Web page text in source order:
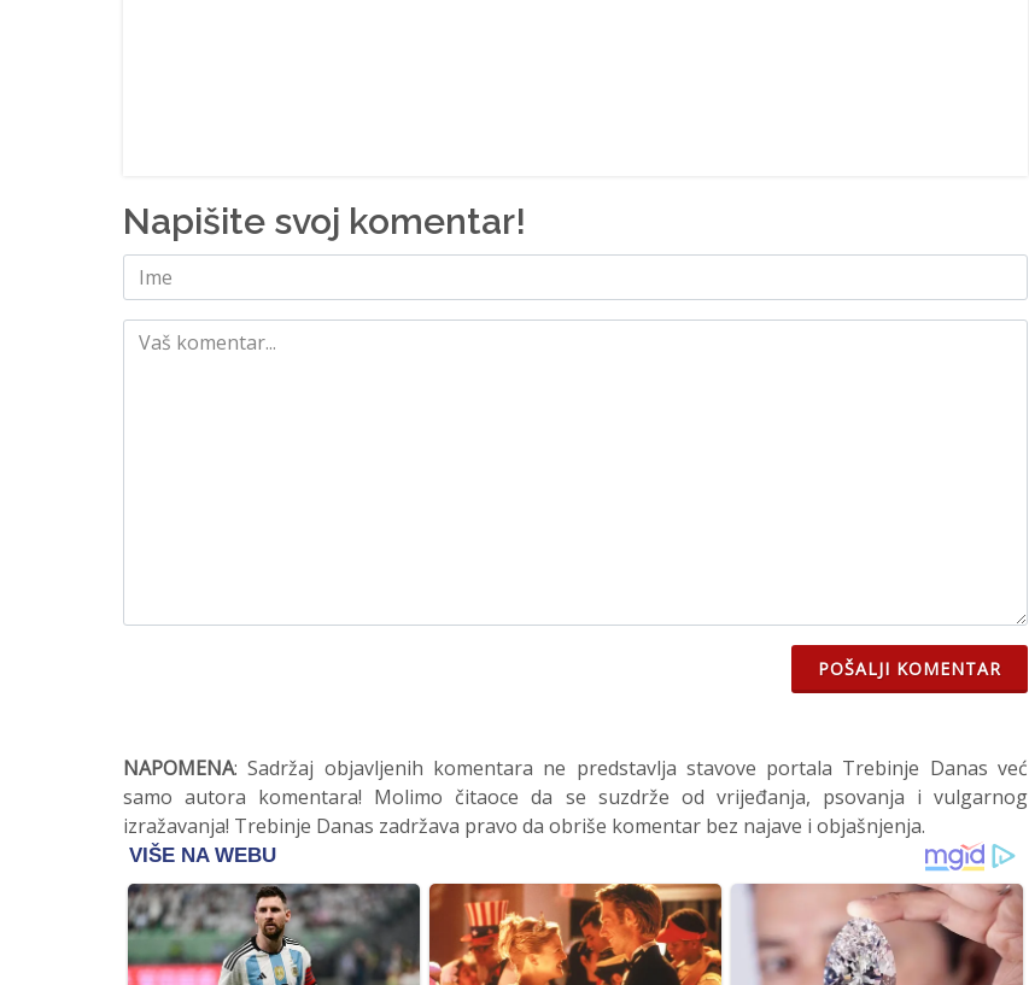
Napišite svoj komentar!
POŠALJI KOMENTAR
NAPOMENA: Sadržaj objavljenih komentara ne predstavlja stavove portala Trebinje Danas već
samo autora komentara! Molimo čitaoce da se suzdrže od vrijeđanja, psovanja i vulgarnog
izražavanja! Trebinje Danas zadržava pravo da obriše komentar bez najave i objašnjenja.